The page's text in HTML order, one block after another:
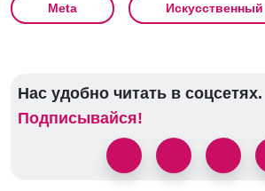
Meta
Нас удобно читать в соцсетях.
Подписывайся!